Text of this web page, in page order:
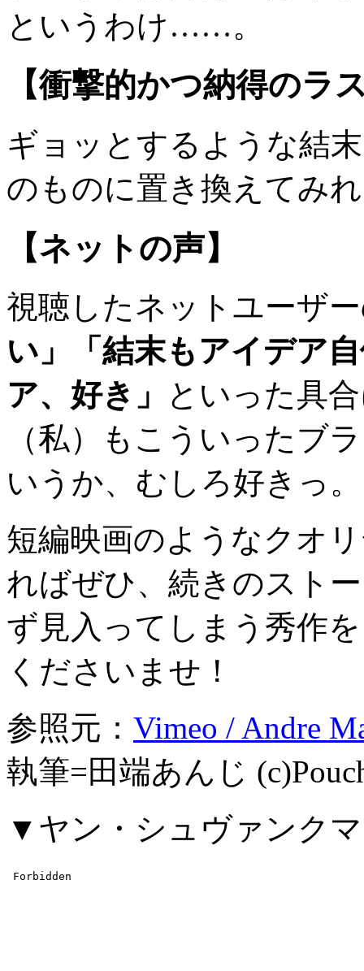
というわけ……。
【衝撃的かつ納得のラ
ギョッとするような結
のものに置き換えてみ
【ネットの声】
視聴したネットユーザ
い」「結末もアイデア
ア、好き」
といった具
（私）もこういったブ
いうか、むしろ好きっ。
短編映画のようなクオ
ればぜひ、続きのスト
ず見入ってしまう秀作
くださいませ！
参照元： Vimeo / Andre
執筆=田端あんじ
▼ヤン・シュヴァンク